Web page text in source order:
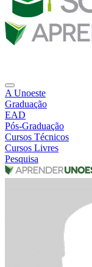
A Unoeste
Graduação
EAD
Pós-Graduação
Cursos Técnicos
Cursos Livres
Pesquisa